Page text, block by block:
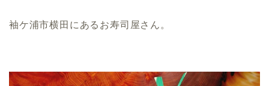
袖ケ浦市横田にあるお寿司屋さん。